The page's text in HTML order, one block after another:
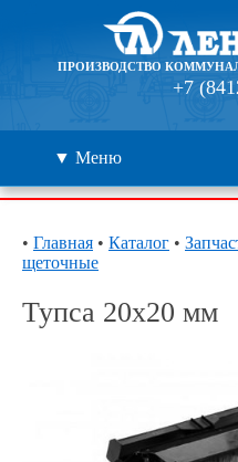
ПРОИЗВОДСТВО
+7
▼ Меню
Дилеры
Контакты
• Главная • Каталог •
щеточные
Тупса 20х20 мм